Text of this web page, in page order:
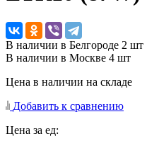
В наличии в Белгороде 2 шт
В наличии в Москве 4 шт
Цена в наличии на складе
Добавить к сравнению
Цена за ед: